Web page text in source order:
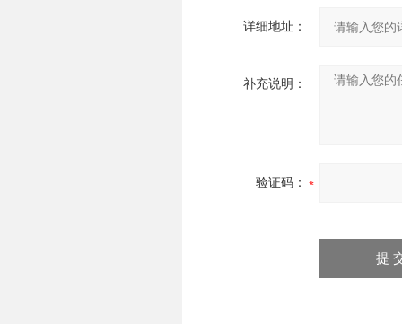
详细地址：
补充说明：
验证码：